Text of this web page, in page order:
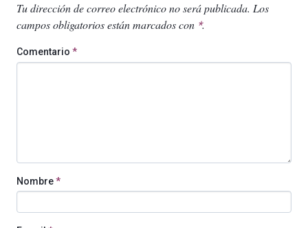
Tu dirección de correo electrónico no será publicada. Los
campos obligatorios están marcados con *.
Comentario *
Nombre*